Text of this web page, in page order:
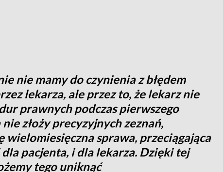
nie mamy do czynienia z błędem
lekarza, ale przez to, że lekarz nie
prawnych podczas pierwszego
złoży precyzyjnych zeznań,
wielomiesięczna sprawa, przeciągająca
dla pacjenta, i dla lekarza. Dzięki tej
tego uniknąć